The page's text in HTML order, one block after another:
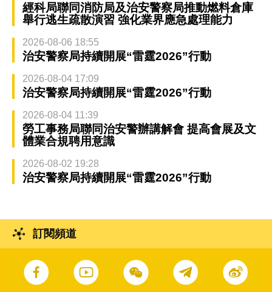
經科局聯同消防局及治安警察局推動燃料倉庫
舉行逃生疏散演習 強化業界應急處理能力
2026-08-06 18:55
治安警察局持續開展“雷霆2026”行動
2026-08-04 17:09
治安警察局持續開展“雷霆2026”行動
2026-08-04 11:39
勞工事務局聯同治安警辦講解會 提高會展及文
體業合規聘用意識
2026-08-02 19:28
治安警察局持續開展“雷霆2026”行動
訂閱頻道